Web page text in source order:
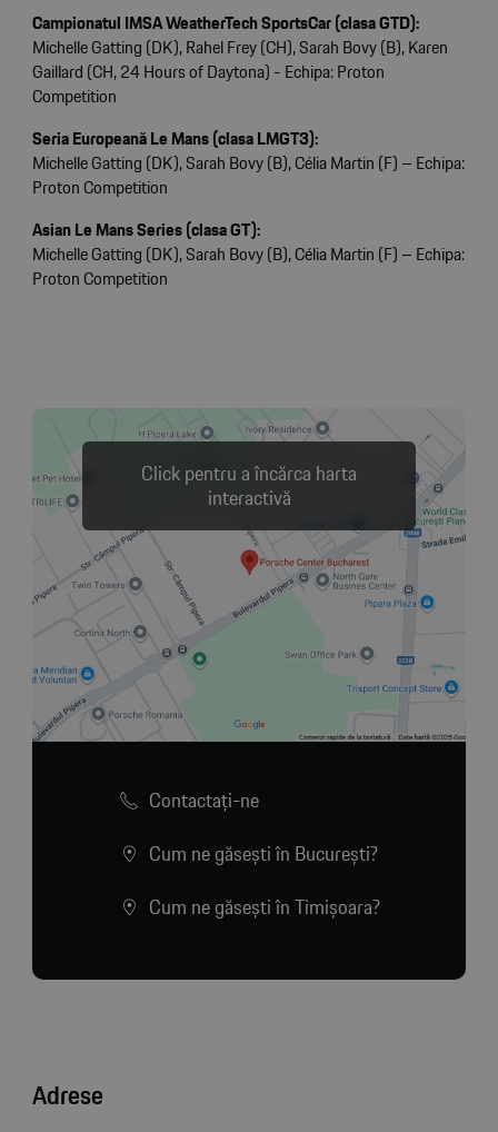
Campionatul IMSA WeatherTech SportsCar (clasa GTD):
Michelle Gatting (DK), Rahel Frey (CH), Sarah Bovy (B), Karen
Gaillard (CH, 24 Hours of Daytona) - Echipa: Proton
Competition
Seria Europeană Le Mans (clasa LMGT3):
Michelle Gatting (DK), Sarah Bovy (B), Célia Martin (F) – Echipa:
Proton Competition
Asian Le Mans Series (clasa GT):
Michelle Gatting (DK), Sarah Bovy (B), Célia Martin (F) – Echipa:
Proton Competition
Click pentru a încărca harta
interactivă
Contactaţi-ne
Cum ne găsești în București?
Cum ne găsești în Timișoara?
Adrese